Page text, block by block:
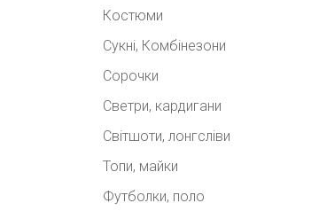
Костюми
Сукні, Комбінезони
Сорочки
Светри, кардигани
Світшоти, лонгсліви
Топи, майки
Футболки, поло